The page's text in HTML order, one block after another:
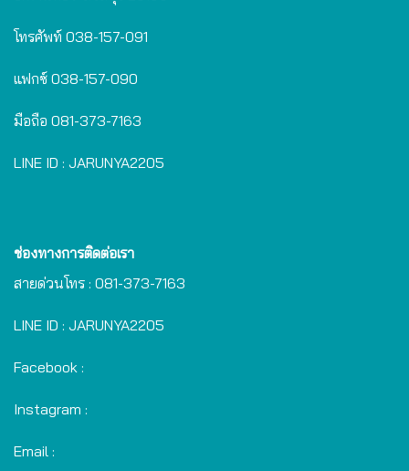
โทรศัพท์ 038-157-091
แฟกซ์ 038-157-090
มือถือ 081-373-7163
LINE ID : JARUNYA2205
ช่องทางการติดต่อเรา
สายด่วนโทร : 081-373-7163
LINE ID : JARUNYA2205
Facebook :
Instagram :
Email :